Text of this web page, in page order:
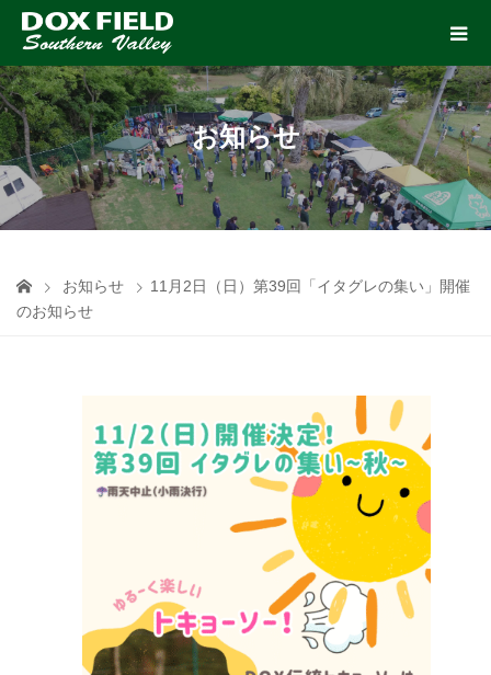
お知らせ
お知らせ
11月2日（日）第39回「イタグレの集い」開催
のお知らせ